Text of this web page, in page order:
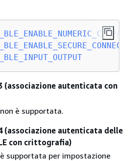
(associazione autenticata con
è supportata.
(associazione autenticata delle
con crittografia)
supportata per impostazione